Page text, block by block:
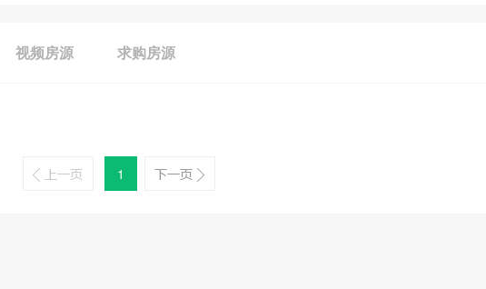
视频房源 求购房源
1